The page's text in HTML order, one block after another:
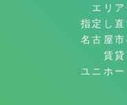
エリ
指定し
名古屋
賃
ユニホ